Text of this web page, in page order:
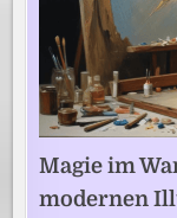
Magie im
modernen